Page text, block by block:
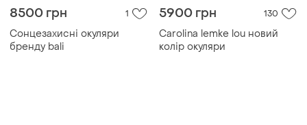
8500 грн 1
Сонцезахисні окуляри
бренду bali
5900 грн 130
Carolina lemke lou новий
колір окуляри